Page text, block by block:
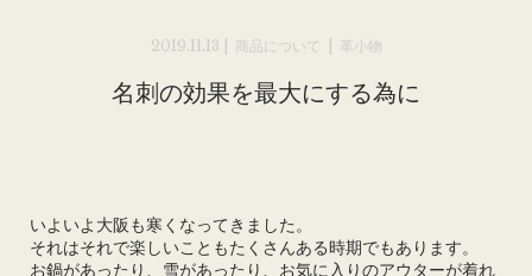
2019.11.13 | 商品について 革小物
名刺の効果を最大にする為に
いよいよ大阪も寒くなってきました。
それはそれで楽しいこともたくさんある時期でもあります。
お鍋があったり、雪があったり、お気に入りのアウターが着れ